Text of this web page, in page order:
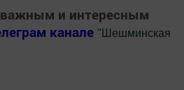
и интересным
канале " Шешминская